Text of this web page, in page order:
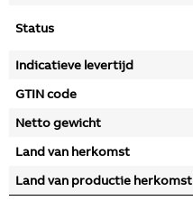
Status
Indicatieve levertijd
GTIN code
Netto gewicht
Land van herkomst
Land van productie herkomst